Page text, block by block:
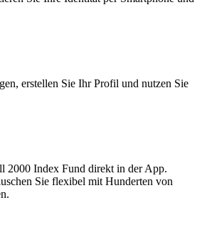
erstellen Sie Ihr Profil und nutzen Sie
2000 Index Fund direkt in der App.
Sie flexibel mit Hunderten von